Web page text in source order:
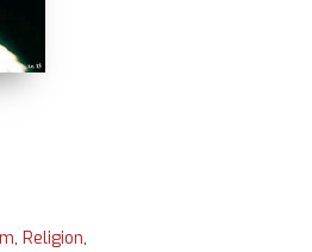
, Religion,